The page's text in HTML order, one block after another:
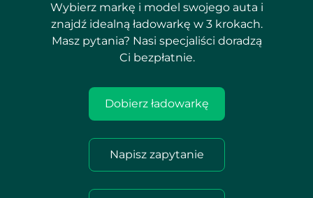
Napisz zapytanie
Dobierz ładowarkę
Wybierz markę i model swojego auta i
znajdź idealną ładowarkę w 3 krokach.
Masz pytania? Nasi specjaliści doradzą
Ci bezpłatnie.